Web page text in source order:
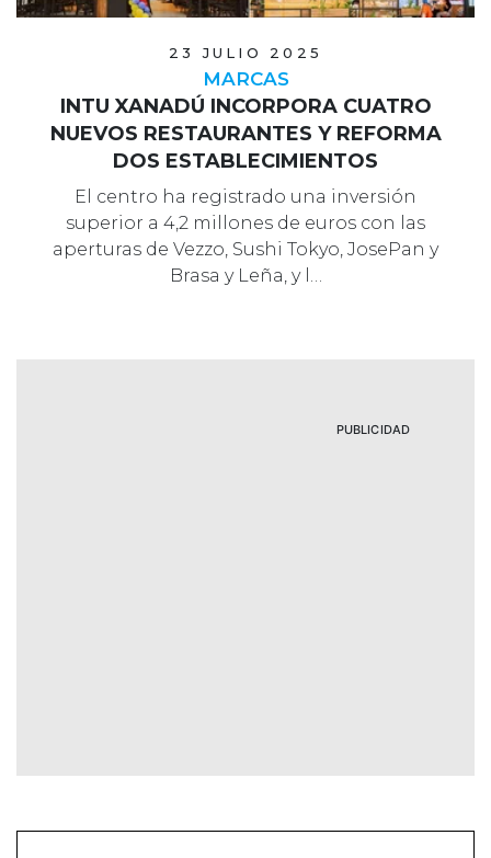
23 JULIO 2025
MARCAS
INTU XANADÚ INCORPORA CUATRO
NUEVOS RESTAURANTES Y REFORMA
DOS ESTABLECIMIENTOS
El centro ha registrado una inversión
superior a 4,2 millones de euros con las
aperturas de Vezzo, Sushi Tokyo, JosePan y
Brasa y Leña, y l…
PUBLICIDAD